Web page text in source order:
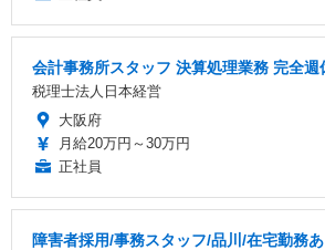
会計事務所スタッフ 決算処理業務 完全
税理士法人日本経営
大阪府
月給20万円～30万円
正社員
障害者採用/事務スタッフ/品川/在宅勤務